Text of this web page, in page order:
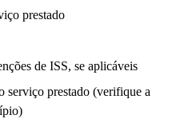
prestado
de ISS, se aplicáveis
serviço prestado (verifique a